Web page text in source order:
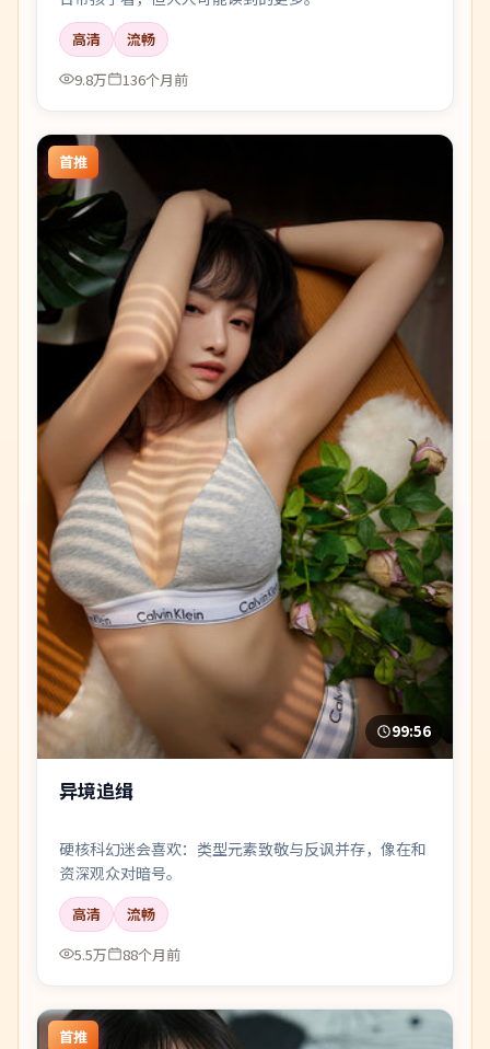
高清
流畅
9.8万
136个月前
首推
99:56
异境追缉
硬核科幻迷会喜欢：类型元素致敬与反讽并存，像在和
资深观众对暗号。
高清
流畅
5.5万
88个月前
首推